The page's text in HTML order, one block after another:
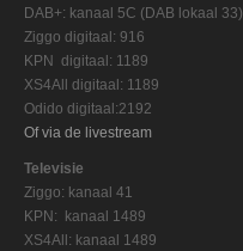
DAB+: kanaal 5C (DAB lokaal 33)
Ziggo digitaal: 916
KPN digitaal: 1189
XS4All digitaal: 1189
Odido digitaal:2192
Of via de livestream
Televisie
Ziggo: kanaal 41
KPN: kanaal 1489
XS4All: kanaal 1489